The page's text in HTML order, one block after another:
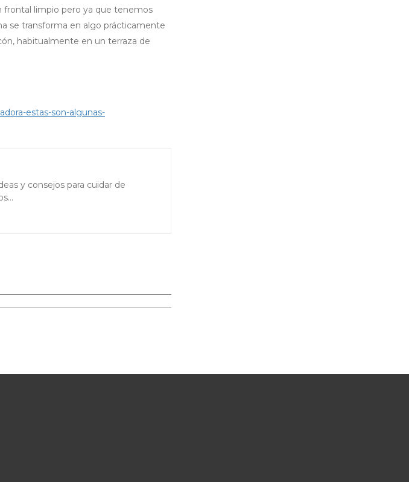
frontal limpio pero ya que tenemos
se transforma en algo prácticamente
habitualmente en un terraza de
estas-son-algunas-
y consejos para cuidar de